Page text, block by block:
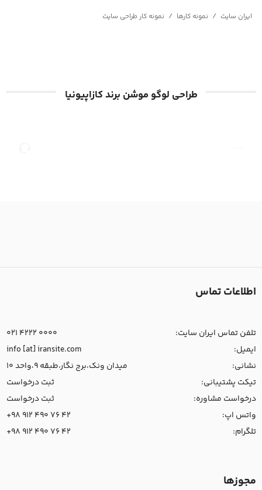
ایران سایت / نمونه کارها / نمونه کار طراحی سایت
طراحی لوگو موشن برند کازاپیونیا
اطلاعات تماس
تلفن تماس ایران سایت:
021 4222 0000
ایمیل:
info [at] iransite.com
نشانی:
میدان ونک،برج نگار،طبقه 9،واحد 10
تیکت پشتیبانی:
ثبت درخواست
درخواست مشاوره:
ثبت درخواست
واتس اپ:
+98 912 490 76 42
تلگرام:
+98 912 490 76 42
مجوزها